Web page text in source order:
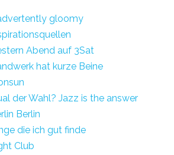
gloomy
Abend auf 3Sat
hat kurze Beine
der Wahl? Jazz is the answer
Berlin
die ich gut finde
Club